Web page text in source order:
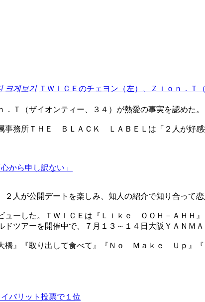
크게보기 ＴＷＩＣＥのチェヨン（左）、Ｚｉｏｎ．
Ｔ（ザイオンティー、３４）が熱愛の事実を認めた。
事務所ＴＨＥ ＢＬＡＣＫ ＬＡＢＥＬは「２人が好
から申し訳ない」
人が公開デートを楽しみ、知人の紹介で知り合って
ューした。ＴＷＩＣＥは『Ｌｉｋｅ ＯＯＨ－ＡＨ
ツアーを開催中で、７月１３～１４日大阪ＹＡＮ
』『取り出して食べて』『Ｎｏ Ｍａｋｅ Ｕｐ』『
バリット投票で１位